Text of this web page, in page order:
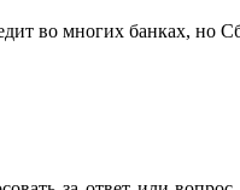
во многих банках, но